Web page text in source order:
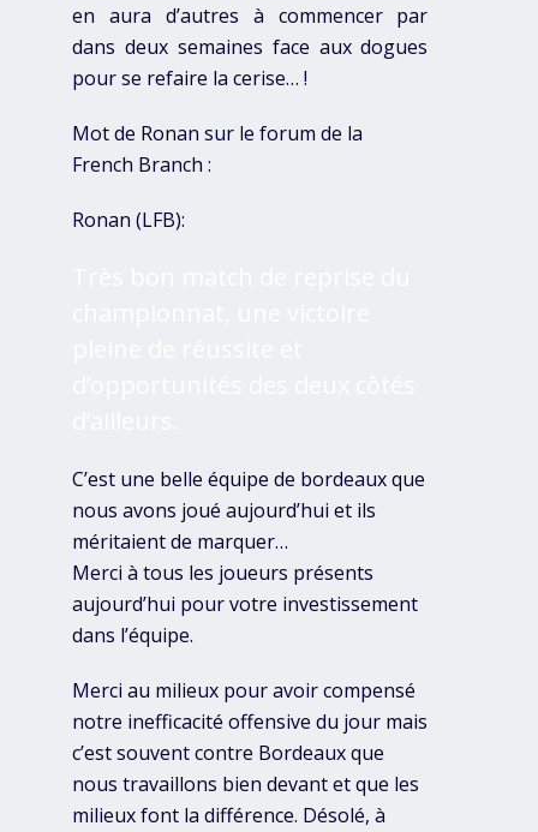
en aura d’autres à commencer par
dans deux semaines face aux dogues
pour se refaire la cerise… !
Mot de Ronan sur le forum de la
French Branch :
Ronan (LFB):
C’est une belle équipe de bordeaux que
nous avons joué aujourd’hui et ils
méritaient de marquer…
Merci à tous les joueurs présents
aujourd’hui pour votre investissement
dans l’équipe.
Merci au milieux pour avoir compensé
notre inefficacité offensive du jour mais
c’est souvent contre Bordeaux que
nous travaillons bien devant et que les
milieux font la différence. Désolé, à